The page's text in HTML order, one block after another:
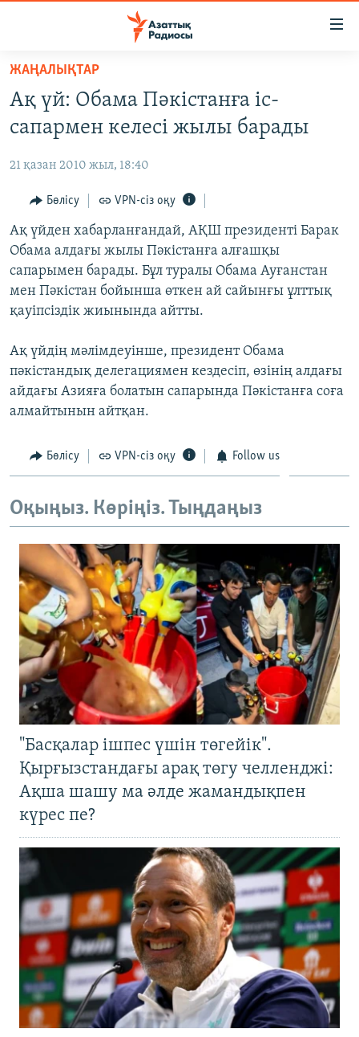
Skip
main
content
to
Navigation
Skip
to
Search
ЖАҢАЛЫҚТАР
САЯСАТ
AZATTYQTV
ҚАҢТАР ОҚИҒАСЫ
АДАМ ҚҰҚЫҚТАРЫ
ӘЛЕУМЕТ
ӘЛЕМ
АРНАЙЫ ЖОБАЛАР
ЖАЗЫЛЫҢЫЗ
Басқа тілдерде
ЖАҢАЛЫҚТАР
Ақ үй: Обама Пәкістанға іс-
сапармен келесі жылы барады
21 қазан 2010 жыл, 18:40
Бөлісу VPN-сіз оқу
Ақ үйден хабарланғандай, АҚШ президенті Барак
Обама алдағы жылы Пәкістанға алғашқы
сапарымен барады. Бұл туралы Обама Ауғанстан
мен Пәкістан бойынша өткен ай сайынғы ұлттық
қауіпсіздік жиынында айтты.
Ақ үйдің мәлімдеуінше, президент Обама
пәкістандық делегациямен кездесіп, өзінің алдағы
айдағы Азияға болатын сапарында Пәкістанға соға
алмайтынын айтқан.
Бөлісу VPN-сіз оқу Follow us
Оқыңыз. Көріңіз. Тыңдаңыз
"Басқалар ішпес үшін төгейік".
Қырғызстандағы арақ төгу челленджі:
Ақша шашу ма әлде жамандықпен
күрес пе?